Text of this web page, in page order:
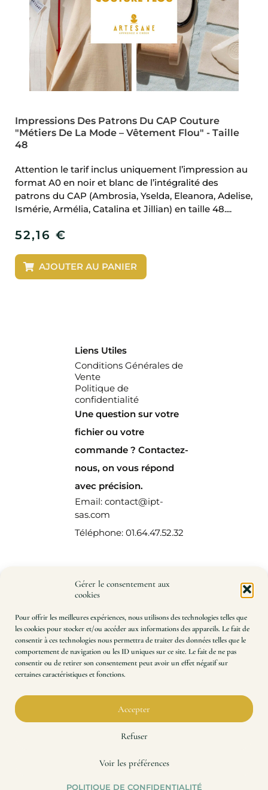
Gérer le consentement aux
cookies
Pour offrir les meilleures expériences, nous utilisons des technologies telles que
les cookies pour stocker et/ou accéder aux informations des appareils. Le fait de
consentir à ces technologies nous permettra de traiter des données telles que le
comportement de navigation ou les ID uniques sur ce site. Le fait de ne pas
consentir ou de retirer son consentement peut avoir un effet négatif sur
certaines caractéristiques et fonctions.
Accepter
Refuser
Voir les préférences
POLITIQUE DE CONFIDENTIALITÉ
Impressions Des Patrons Du CAP Couture
"Métiers De La Mode – Vêtement Flou" - Taille
48
Attention le tarif inclus uniquement l’impression au
format A0 en noir et blanc de l’intégralité des
patrons du CAP (Ambrosia, Yselda, Eleanora, Adelise,
Ismérie, Armélia, Catalina et Jillian) en taille 48....
52,16 €
AJOUTER AU PANIER
plans techniques, à l’échelle 100 %.
Précision, rapidité, qualité. Une expertise à votre
service depuis 2014.
Liens Utiles
Conditions Générales de
Vente
Politique de
confidentialité
Une question sur votre
fichier ou votre
commande ? Contactez-
nous, on vous répond
avec précision.
Email: contact@ipt-
sas.com
Téléphone: 01.64.47.52.32